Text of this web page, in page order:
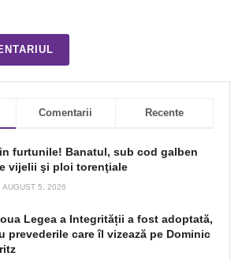
Comentarii Recente
furtunile! Banatul, sub cod galben
vijelii şi ploi torenţiale
AUGUST 5, 2026
Legea a Integrității a fost adoptată,
prevederile care îl vizează pe Dominic